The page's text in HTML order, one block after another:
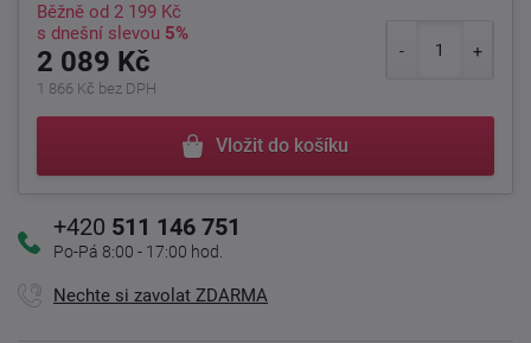
Běžně od 2 199 Kč
s dnešní slevou 5%
2 089 Kč
1 866 Kč bez DPH
Vložit do košíku
+420 511 146 751
Po-Pá 8:00 - 17:00 hod.
Nechte si zavolat ZDARMA